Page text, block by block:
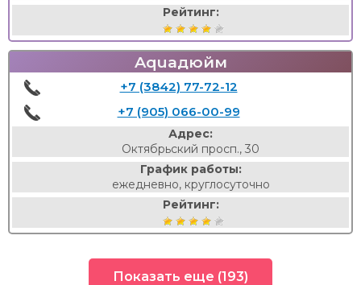
Рейтинг:
Aquaдюйм
+7 (3842) 77-72-12
+7 (905) 066-00-99
Адрес:
Октябрьский просп., 30
График работы:
ежедневно, круглосуточно
Рейтинг:
Показать еще (193)